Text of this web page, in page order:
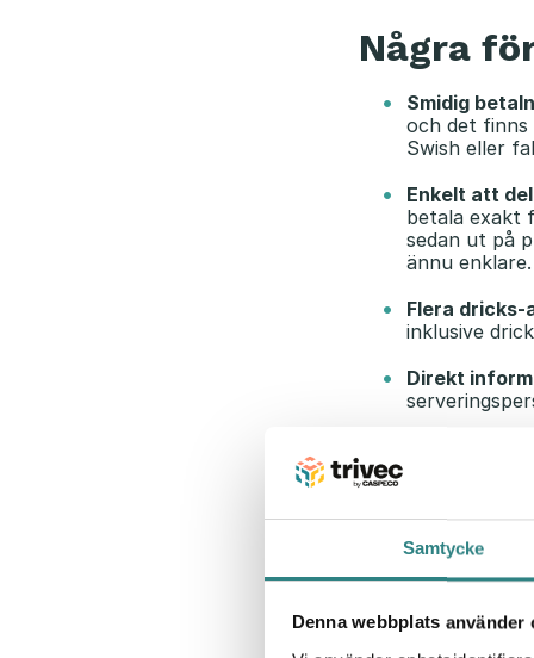
Samtycke
Denna webbplats använder
Några
Smidig
och det finns
Swish eller
Enkelt att
betala exakt
sedan ut på
ännu enklare.
Flera
inklusive
Direkt
bordet,
Snabbare
förlängningen
och aktivera